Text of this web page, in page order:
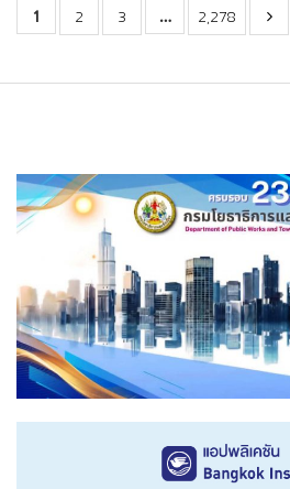
1 2 3 … 2,278